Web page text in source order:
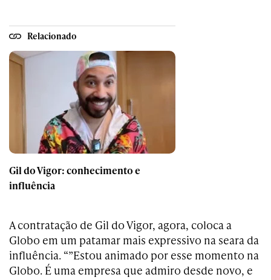
Relacionado
Gil do Vigor: conhecimento e
influência
A contratação de Gil do Vigor, agora, coloca a
Globo em um patamar mais expressivo na seara da
influência. “”Estou animado por esse momento na
Globo. É uma empresa que admiro desde novo, e